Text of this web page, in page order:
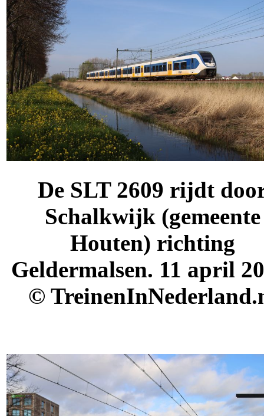
De SLT 2609 rijdt
Schalkwijk (gemeente
Houten) richting
Geldermalsen. 11 april
©